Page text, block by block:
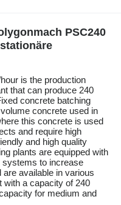
PSC240
is the production
that can produce 240
concrete batching
concrete used in
this concrete is used
and require high
and high quality
plants are equipped with
to increase
available in various
with a capacity of 240
for medium and